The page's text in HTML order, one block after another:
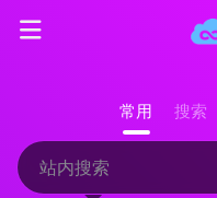
常用 搜索